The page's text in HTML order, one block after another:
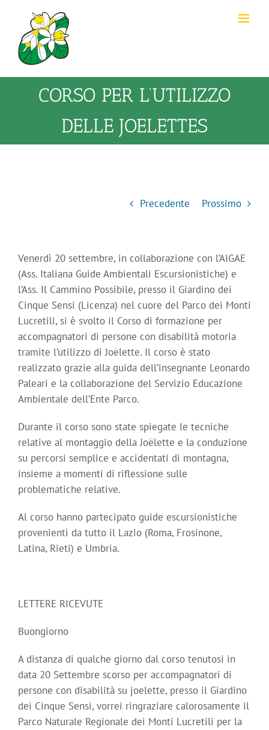
contenuto
CORSO PER L’UTILIZZO
DELLE JOELETTES
Precedente Prossimo
Venerdì 20 settembre, in collaborazione con l’AIGAE
(Ass. Italiana Guide Ambientali Escursionistiche) e
l’Ass. Il Cammino Possibile, presso il Giardino dei
Cinque Sensi (Licenza) nel cuore del Parco dei Monti
Lucretili, si è svolto il Corso di formazione per
accompagnatori di persone con disabilità motoria
tramite l’utilizzo di Joëlette. Il corso è stato
realizzato grazie alla guida dell’insegnante Leonardo
Paleari e la collaborazione del Servizio Educazione
Ambientale dell’Ente Parco.
Durante il corso sono state spiegate le tecniche
relative al montaggio della Joëlette e la conduzione
su percorsi semplice e accidentati di montagna,
insieme a momenti di riflessione sulle
problematiche relative.
Al corso hanno partecipato guide escursionistiche
provenienti da tutto il Lazio (Roma, Frosinone,
Latina, Rieti) e Umbria.
LETTERE RICEVUTE
Buongiorno
A distanza di qualche giorno dal corso tenutosi in
data 20 Settembre scorso per accompagnatori di
persone con disabilità su joelette, presso il Giardino
dei Cinque Sensi, vorrei ringraziare calorosamente il
Parco Naturale Regionale dei Monti Lucretili per la